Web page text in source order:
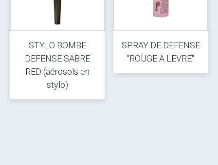
STYLO BOMBE
DEFENSE SABRE
RED (aérosols en
stylo)
SPRAY DE DEFENSE
"ROUGE A LEVRE"